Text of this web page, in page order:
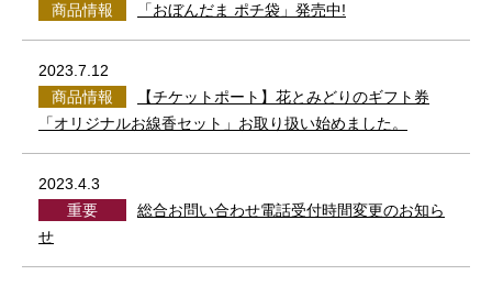
商品情報
「おぼんだま ポチ袋」発売中!
2023.7.12
商品情報
【チケットポート】花とみどりのギフト券
「オリジナルお線香セット」お取り扱い始めました。
2023.4.3
重要
総合お問い合わせ電話受付時間変更のお知ら
せ